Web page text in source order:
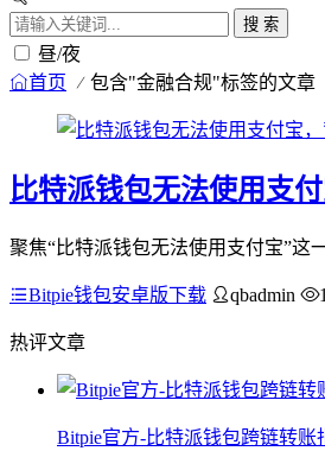
搜 索
昼/夜
首页 包含"金融合规"标签的文章
比特派钱包无法使用支
聚焦“比特派钱包无法使用支付宝”这
Bitpie钱包安卓版下载 qbadmin
热评文章
Bitpie官方-比特派钱包跨链转账